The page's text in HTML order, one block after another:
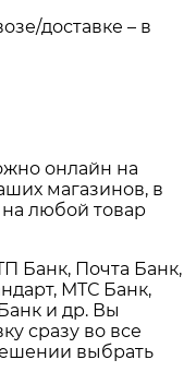
доставке – в
онлайн на
магазинов, в
любой товар
Банк, Почта Банк,
МТС Банк,
и др. Вы
сразу во все
выбрать